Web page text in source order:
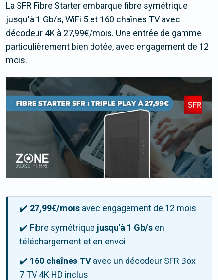
La SFR Fibre Starter embarque fibre symétrique
jusqu'à 1 Gb/s, WiFi 5 et 160 chaînes TV avec
décodeur 4K à 27,99€/mois. Une entrée de gamme
particulièrement bien dotée, avec engagement de 12
mois.
✔️ 27,99€/mois avec engagement de 12 mois
✔️ Fibre symétrique jusqu'à 1 Gb/s en
téléchargement et en envoi
✔️ 160 chaînes TV avec un décodeur SFR Box
7 TV 4K HD inclus